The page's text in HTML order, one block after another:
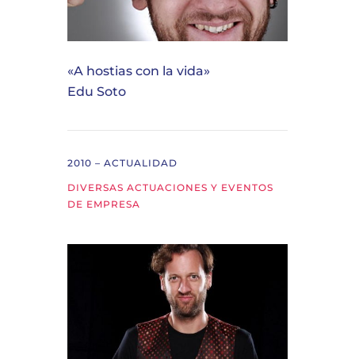
«A hostias con la vida»
Edu Soto
2010 – ACTUALIDAD
DIVERSAS ACTUACIONES Y EVENTOS
DE EMPRESA